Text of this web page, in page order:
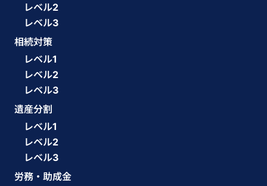
レベル2
レベル3
相続対策
レベル1
レベル2
レベル3
遺産分割
レベル1
レベル2
レベル3
労務・助成金